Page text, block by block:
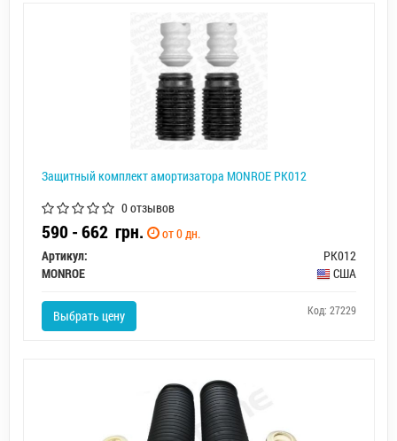
Защитный комплект амортизатора MONROE PK012
0 отзывов
590 - 662 грн.
от 0 дн.
Артикул:
PK012
MONROE
США
Выбрать цену Код: 27229